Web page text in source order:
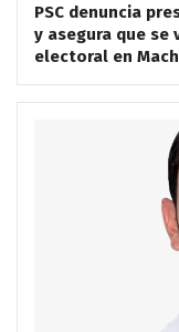
PSC denuncia
y asegura que
electoral en